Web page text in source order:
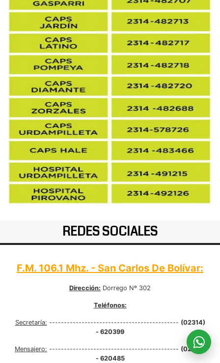
REDES SOCIALES
F.M. 106.1 Mhz. - San Carlos De Bolívar:
Dirección: Dorrego Nº 302
Teléfonos:
Secretaría: -------------------------------------------- (02314)
- 620399
Mensajero: -------------------------------------------- (02314)
- 620485